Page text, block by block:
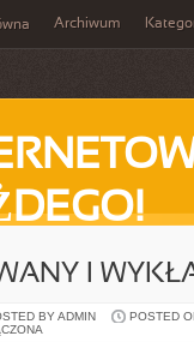
Archiwum
I
BY ADMIN POSTED